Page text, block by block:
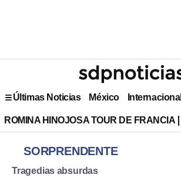
Últimas Noticias México Internacional
ROMINA HINOJOSA TOUR DE FRANCIA
SORPRENDENTE
Tragedias absurdas